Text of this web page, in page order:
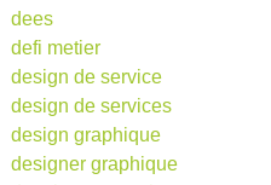
dees
defi metier
design de service
design de services
design graphique
designer graphique